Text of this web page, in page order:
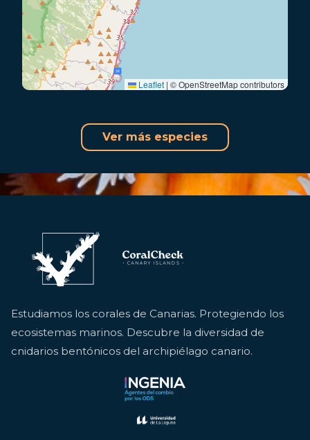
Leaflet | © OpenStreetMap contributors
Ver más especies
Estudiamos los corales de Canarias. Protegiendo los
ecosistemas marinos. Descubre la diversidad de
cnidarios bentónicos del archipiélago canario.